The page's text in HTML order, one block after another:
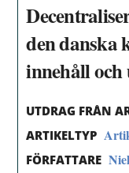
den danska
innehåll
UTDRAG FRÅN
ARTIKELTYP
FÖRFATTARE